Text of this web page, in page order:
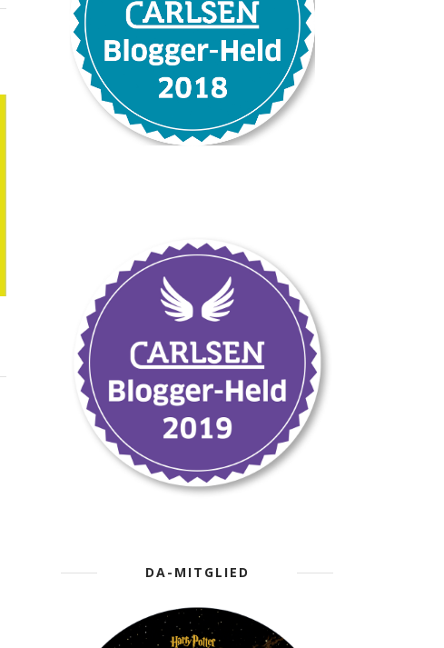
DA-MITGLIED